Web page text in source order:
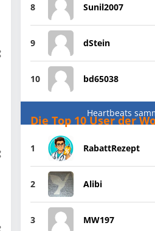
8 Sunil2007
9 dStein
10 bd65038
Heartbeats
Die Top 10 User der
1 RabattRezept
2 Alibi
3 MW197